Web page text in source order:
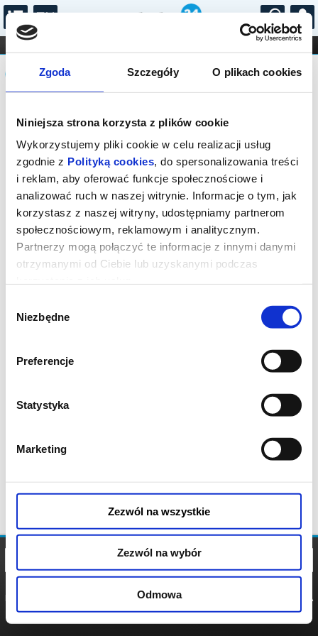
Zgoda Szczegóły O plikach cookies
Niniejsza strona korzysta z plików cookie
Wykorzystujemy pliki cookie w celu realizacji usług
zgodnie z Polityką cookies, do spersonalizowania treści
i reklam, aby oferować funkcje społecznościowe i
analizować ruch w naszej witrynie. Informacje o tym, jak
korzystasz z naszej witryny, udostępniamy partnerom
społecznościowym, reklamowym i analitycznym.
Partnerzy mogą połączyć te informacje z innymi danymi
otrzymanymi od Ciebie lub uzyskanymi podczas
zgody
Niezbędne
Preferencje
Statystyka
Marketing
Zezwól na wszystkie
Zezwól na wybór
Odmowa
...
FILHARMONIA OPERA I BALET
STAND-UP
DLA DZIECI
Komunikat
Sprzedaż biletów on-line na wydarzenie
została zakończona.
POLITYKA
POLITYKA